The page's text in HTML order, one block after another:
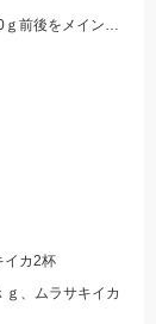
サバが多くジグ400ｇだとすぐに捕まってしまうので600ｇ前後をメインに使いました。
イカ2杯
、ムラサキイカ